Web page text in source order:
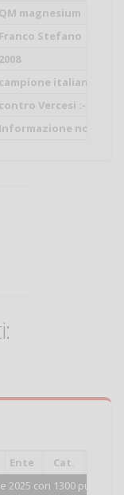
QM magnesium
Franco Stefano
2008
campione italiano a
contro Vercesi :-)
Informazione non
Ente Cat.
con 1300 punti.